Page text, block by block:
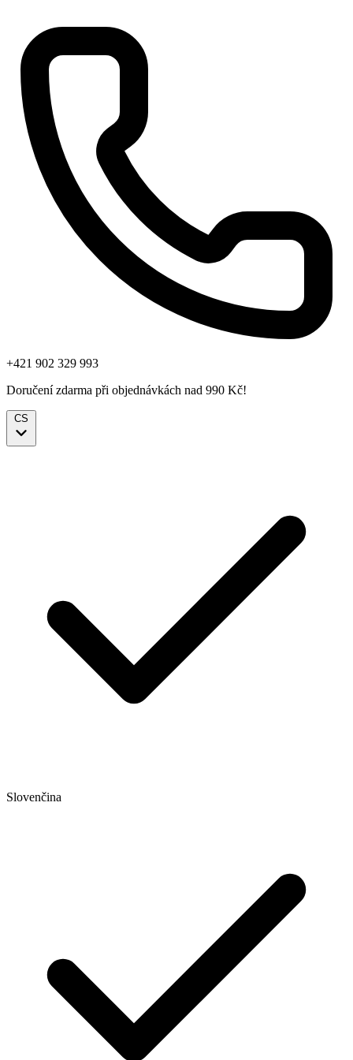
+421 902 329 993
Doručení zdarma při objednávkách nad 990 Kč!
CS
Slovenčina